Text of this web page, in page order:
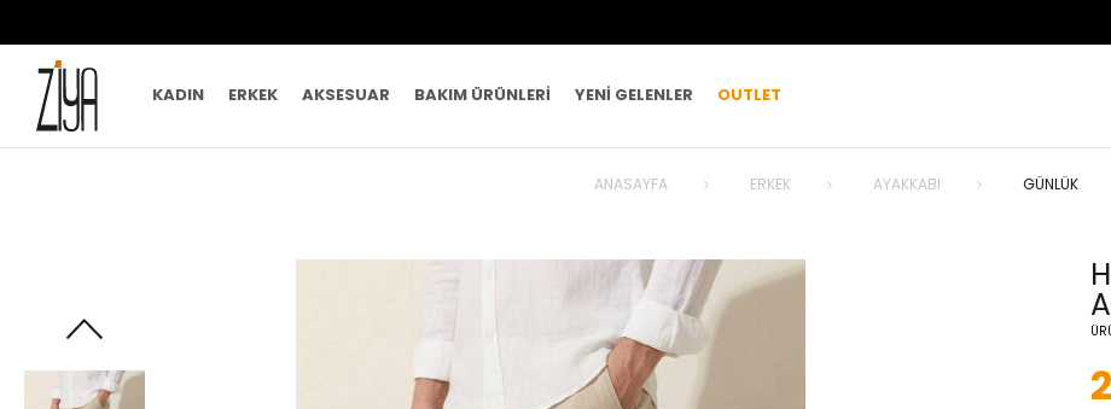
KADIN ERKEK AKSESUAR BAKIM ÜRÜNLERI YENI GELENLER OUTLET
ANASAYFA ERKEK AYAKKABI GÜNLÜK